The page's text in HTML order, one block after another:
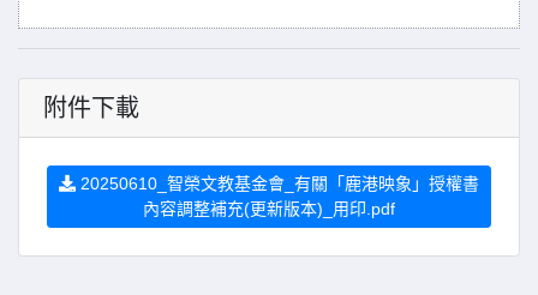
附件下載
20250610_智榮文教基金會_有關「鹿港映象」授權書
內容調整補充(更新版本)_用印.pdf